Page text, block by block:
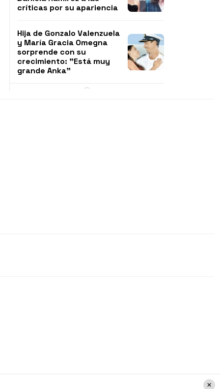
críticas por su apariencia
Hija de Gonzalo Valenzuela
y María Gracia Omegna
sorprende con su
crecimiento: "Está muy
grande Anka"